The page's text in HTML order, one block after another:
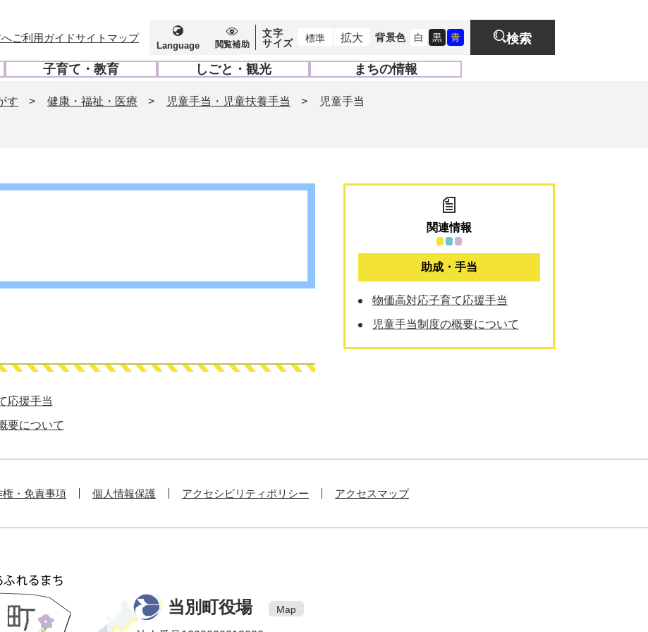
ご利用ガイドサイトマップ
Language 閲覧補助
文字
サイズ
標準 拡大 背景色 白 黒 青 検索
子育て・教育
開
く
しごと・観光
開
く
まちの情報
開
く
す > 健康・福祉・医療 > 児童手当・児童扶養手当 > 児童手当
応援手当
要について
関連情報
助成・手当
物価高対応子育て応援手当
児童手当制度の概要について
権・免責事項 個人情報保護 アクセシビリティポリシー アクセスマップ
当別町役場 Map